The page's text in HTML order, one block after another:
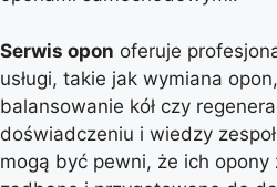
Serwis opon oferuje
usługi, takie jak wymiana
balansowanie kół czy
doświadczeniu i wiedzy
mogą być pewni, że ich